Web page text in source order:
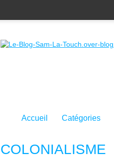
Accueil Catégories
COLONIALISME